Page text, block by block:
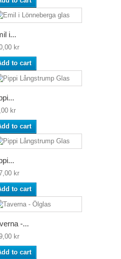
i...
kr
to cart
kr
to cart
kr
to cart
-...
kr
to cart